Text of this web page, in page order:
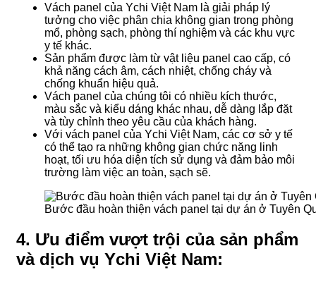
Vách panel của Ychi Việt Nam là giải pháp lý
tưởng cho việc phân chia không gian trong phòng
mổ, phòng sạch, phòng thí nghiệm và các khu vực
y tế khác.
Sản phẩm được làm từ vật liệu panel cao cấp, có
khả năng cách âm, cách nhiệt, chống cháy và
chống khuẩn hiệu quả.
Vách panel của chúng tôi có nhiều kích thước,
màu sắc và kiểu dáng khác nhau, dễ dàng lắp đặt
và tùy chỉnh theo yêu cầu của khách hàng.
Với vách panel của Ychi Việt Nam, các cơ sở y tế
có thể tạo ra những không gian chức năng linh
hoạt, tối ưu hóa diện tích sử dụng và đảm bảo môi
trường làm việc an toàn, sạch sẽ.
Bước đầu hoàn thiện vách panel tại dự án ở Tuyên
4. Ưu điểm vượt trội của sản phẩm
và dịch vụ Ychi Việt Nam: